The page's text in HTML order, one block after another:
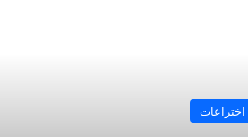
اختراعات